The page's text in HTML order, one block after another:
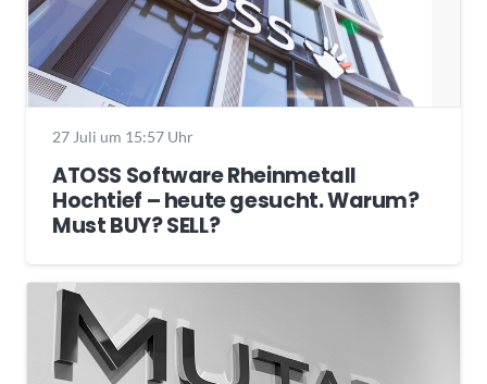
27 Juli um 15:57 Uhr
ATOSS Software Rheinmetall
Hochtief – heute gesucht. Warum?
Must BUY? SELL?